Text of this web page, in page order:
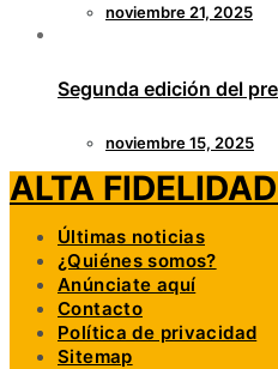
noviembre 21, 2025
Segunda edición del
noviembre 15, 2025
ALTA
Últimas noticias
¿Quiénes somos?
Anúnciate aquí
Contacto
Política de privacidad
Sitemap